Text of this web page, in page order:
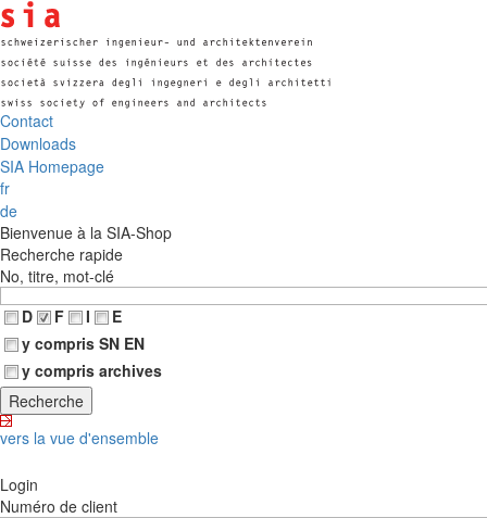
Contact
Downloads
SIA Homepage
fr
de
Bienvenue à la SIA-Shop
Recherche rapide
No, titre, mot-clé
D
F I
E
y compris SN EN
y compris archives
vers la vue d'ensemble
Login
Numéro de client